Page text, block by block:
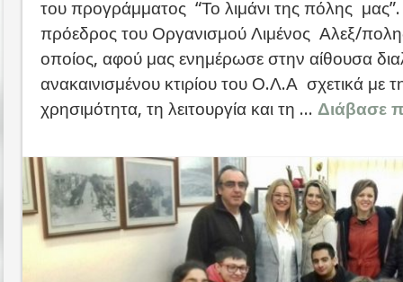
του προγράμματος “Το λιμάνι της πόλης
πρόεδρος του Οργανισμού Λιμένος Αλεξ/
οποίος, αφού μας ενημέρωσε στην αίθουσα
ανακαινισμένου κτιρίου του Ο.Λ.Α σχετικά με
χρησιμότητα, τη λειτουργία και τη ... Διάβασε